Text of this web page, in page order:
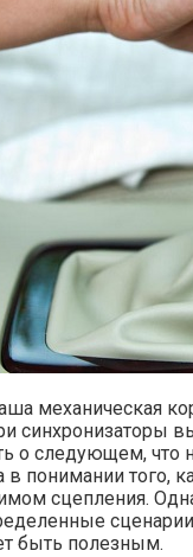
механическая
синхронизаторы
о следующем, что
в понимании того,
сцепления.
быть полезным.